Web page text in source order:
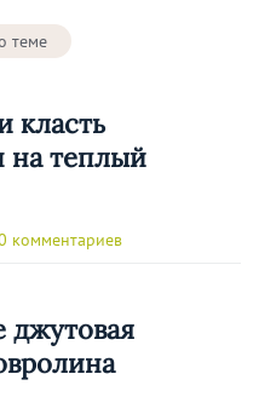
теме
класть
на теплый
комментариев
джутовая